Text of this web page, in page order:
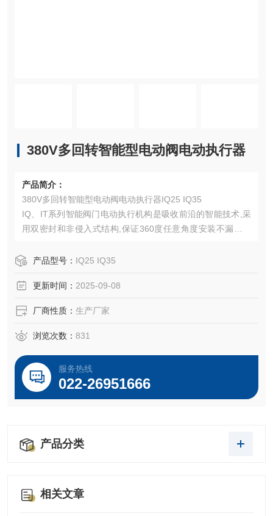
380V多回转智能型电动阀电动执行器
产品简介：
380V多回转智能型电动阀电动执行器IQ25 IQ35
IQ、IT系列智能阀门电动执行机构是吸收前沿的智能技术,采
用双密封和非侵入式结构,保证360度任意角度安装不漏油，
体化产品。
产品型号： IQ25 IQ35
更新时间： 2025-09-08
厂商性质： 生产厂家
浏览次数： 831
服务热线
022-26951666
产品分类
相关文章